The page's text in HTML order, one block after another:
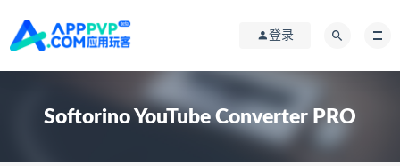
登录
Softorino YouTube Converter PRO